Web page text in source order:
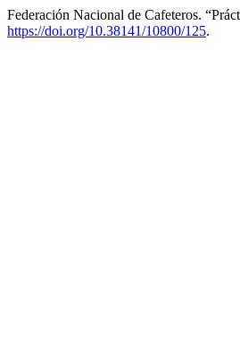
Federación Nacional de Cafeteros.
https://doi.org/10.38141/10800/125.